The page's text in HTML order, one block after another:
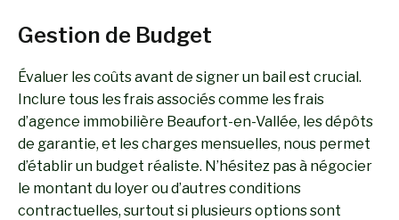
Gestion de Budget
Évaluer les coûts avant de signer un bail est crucial.
Inclure tous les frais associés comme les frais
d’agence immobilière Beaufort-en-Vallée, les dépôts
de garantie, et les charges mensuelles, nous permet
d’établir un budget réaliste. N’hésitez pas à négocier
le montant du loyer ou d’autres conditions
contractuelles, surtout si plusieurs options sont